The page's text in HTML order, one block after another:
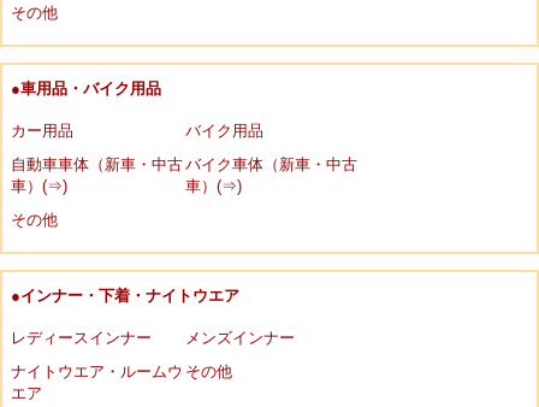
その他
●車用品・バイク用品
カー用品
バイク用品
自動車車体（新車・中古
車）(⇒)
バイク車体（新車・中古
車）(⇒)
その他
●インナー・下着・ナイトウエア
レディースインナー
メンズインナー
ナイトウエア・ルームウ
エア
その他